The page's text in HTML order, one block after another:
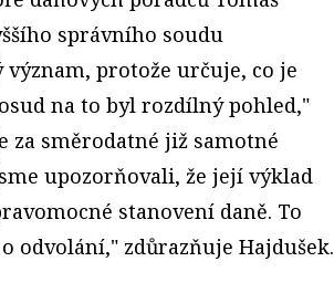
správního soudu
protože určuje, co je
na to byl rozdílný pohled,"
za směrodatné již samotné
upozorňovali, že její výklad
stanovení daně. To
odvolání," zdůrazňuje Hajdušek.